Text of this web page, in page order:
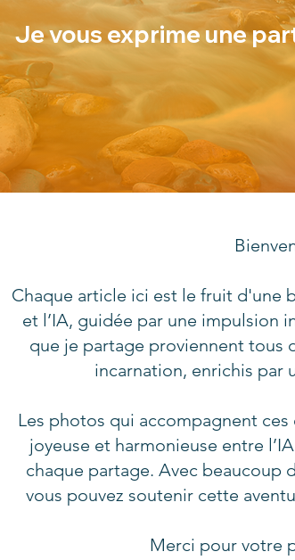
Je vous exprime une
Chaque article ici est le fruit
et l’IA, guidée par une impulsion
que je partage proviennent tous
incarnation, enrichis par
Les photos qui accompagnent
joyeuse et harmonieuse entre
chaque partage. Avec beaucoup
vous pouvez soutenir cette
Merci pour votre